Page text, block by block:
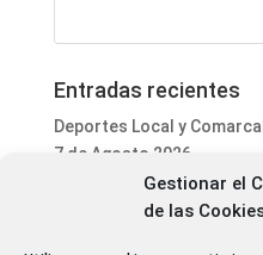
Gestionar el
de las
Entradas recientes
Deportes Local y
7 de Agosto 2026
Informativo Mediodía
Agosto 2026